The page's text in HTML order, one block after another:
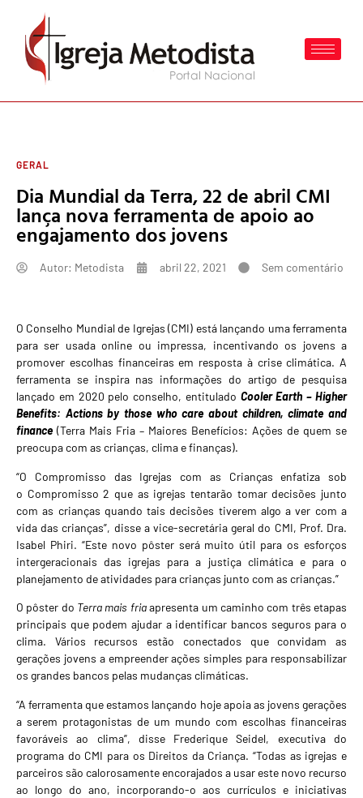
GERAL
Dia Mundial da Terra, 22 de abril CMI
lança nova ferramenta de apoio ao
engajamento dos jovens
Autor: Metodista abril 22, 2021 Sem comentário
O Conselho Mundial de Igrejas (CMI) está lançando uma ferramenta
para ser usada online ou impressa, incentivando os jovens a
promover escolhas financeiras em resposta à crise climática. A
ferramenta se inspira nas informações do artigo de pesquisa
lançado em 2020 pelo conselho, entitulado Cooler Earth – Higher
Benefits: Actions by those who care about children, climate and
finance(Terra Mais Fria – Maiores Benefícios: Ações de quem se
preocupa com as crianças, clima e finanças).
“O Compromisso das Igrejas com as Crianças enfatiza sob
o Compromisso 2 que as igrejas tentarão tomar decisões junto
com as crianças quando tais decisões tiverem algo a ver com a
vida das crianças”, disse a vice-secretária geral do CMI, Prof. Dra.
Isabel Phiri. “Este novo pôster será muito útil para os esforços
intergeracionais das igrejas para a justiça climática e para o
planejamento de atividades para crianças junto com as crianças.”
O pôster do Terra mais friaapresenta um caminho com três etapas
principais que podem ajudar a identificar bancos seguros para o
clima. Vários recursos estão conectados que convidam as
gerações jovens a empreender ações simples para responsabilizar
os grandes bancos pelas mudanças climáticas.
“A ferramenta que estamos lançando hoje apoia as jovens gerações
a serem protagonistas de um mundo com escolhas financeiras
favoráveis ​​ao clima”, disse Frederique Seidel, executiva do
programa do CMI para os Direitos da Criança. “Todas as igrejas e
parceiros são calorosamente encorajados a usar este novo recurso
ao longo do ano, incorporando-o aos currículos e iniciativas